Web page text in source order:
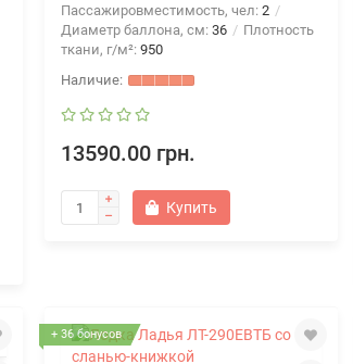
Пассажировместимость, чел: 2
Диаметр баллона, см: 36
Плотность
ткани, г/м²: 950
13590.00 грн.
Купить
+ 36 бонусов